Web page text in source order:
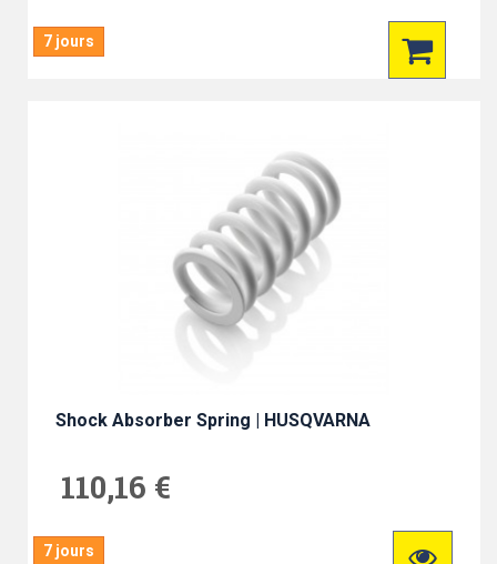
7 jours
Shock Absorber Spring | HUSQVARNA
110,16 €
7 jours